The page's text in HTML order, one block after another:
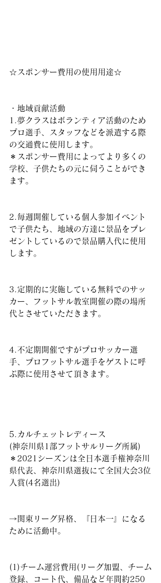
☆スポンサー費用の使用用途☆
・地域貢献活動
1.夢クラスはボランティア活動のため
プロ選手、スタッフなどを派遣する際
の交通費に使用します。
＊スポンサー費用によってより多くの
学校、子供たちの元に伺うことができ
ます。
2.毎週開催している個人参加イベント
で子供たち、地域の方達に景品をプレ
ゼントしているので景品購入代に使用
します。
3.定期的に実施している無料でのサッ
カー、フットサル教室開催の際の場所
代とさせていただきます。
4.不定期開催ですがプロサッカー選
手、プロフットサル選手をゲストに呼
ぶ際に使用させて頂きます。
5.カルチェットレディース
(神奈川県1部フットサルリーグ所属)
＊2021シーズンは全日本選手権神奈川
県代表、神奈川県選抜にて全国大会3位
入賞(4名選出)
→関東リーグ昇格、『日本一』になる
ために活動中。
(1)チーム運営費用(リーグ加盟、チーム
登録、コート代、備品など年間約250